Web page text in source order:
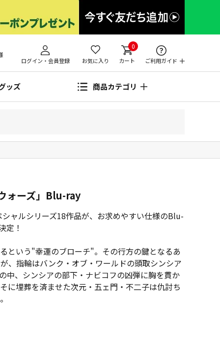
ログイン・会員登録 お気に入り
0
カート ご利用ガイド
ッズ 商品カテゴリ
ォーズ」Blu-ray
ャルシリーズ18作品が、お求めやすい仕様のBlu-
定！
という"幸運のブローチ"。その行方の鍵となるあ
、指輪はバンク・オブ・ワールドの頭取シンシア
中、シンシアの部下・ナビコフの凶弾に胸を貫か
に埋葬を済ませた次元・五ェ門・不二子は仇討ち